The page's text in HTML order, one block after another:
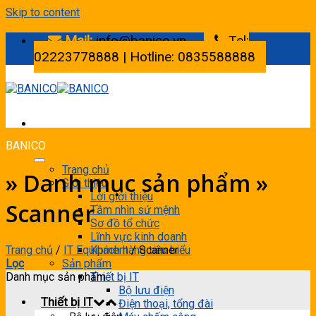
Skip to content
Mail:info@banico.vn
Tel:
02223778888 | Hotline: 0835588888
Trang chủ
Giới thiệu
Lời giới thiệu
Tầm nhìn sứ mệnh
Sơ đồ tổ chức
Lĩnh vực kinh doanh
Khách hàng tiêu biểu
Sản phẩm
Thiết bị IT
Bộ lưu điện
Điện thoại, tổng đài
BANICO
» Danh mục sản phẩm »
Scanner
Trang chủ / IT Equipment /Scanner
Lọc
Danh mục sản phẩm
Thiết bị IT